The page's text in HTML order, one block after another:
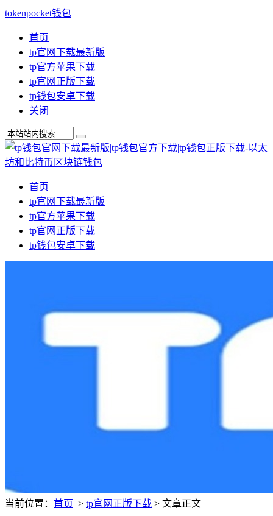
tokenpocket钱包
首页
tp官网下载最新版
tp官方苹果下载
tp官网正版下载
tp钱包安卓下载
关闭
首页
tp官网下载最新版
tp官方苹果下载
tp官网正版下载
tp钱包安卓下载
当前位置： 首页 > tp官网正版下载 > 文章正文